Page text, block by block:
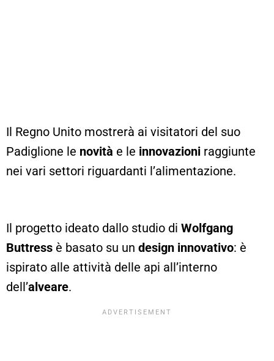
Il Regno Unito mostrerà ai visitatori del suo
Padiglione le novità e le innovazioni raggiunte
nei vari settori riguardanti l’alimentazione.
Il progetto ideato dallo studio di Wolfgang
Buttress è basato su un design innovativo: è
ispirato alle attività delle api all’interno
dell’alveare.